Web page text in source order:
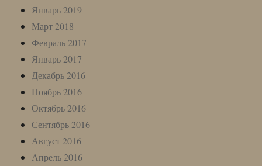
Январь 2019
Март 2018
Февраль 2017
Январь 2017
Декабрь 2016
Ноябрь 2016
Октябрь 2016
Сентябрь 2016
Август 2016
Апрель 2016